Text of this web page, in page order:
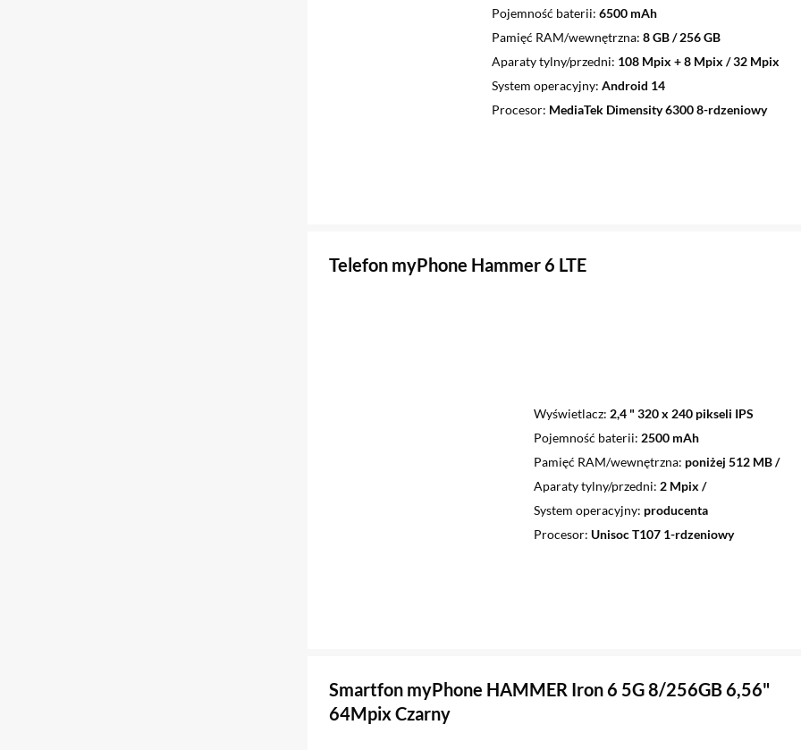
Pojemność baterii 6500 mAh
Pamięć RAM/wewnętrzna 8 GB / 256 GB
Aparaty tylny/przedni 108 Mpix + 8 Mpix / 32 Mpix
System operacyjny Android 14
Procesor MediaTek Dimensity 6300 8-rdzeniowy
Telefon myPhone Hammer 6 LTE
Wyświetlacz 2,4 " 320 x 240 pikseli IPS
Pojemność baterii 2500 mAh
Pamięć RAM/wewnętrzna poniżej 512 MB /
Aparaty tylny/przedni 2 Mpix /
System operacyjny producenta
Procesor Unisoc T107 1-rdzeniowy
Smartfon myPhone HAMMER Iron 6 5G 8/256GB 6,56"
64Mpix Czarny